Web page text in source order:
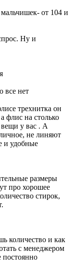
от 104 и
Ну и
все нет
трехнитка он
флис на столько
у вас . А
не линяют
и удобные
размеры
про хорошее
стирок,
количество и как
с менеджером
постоянно